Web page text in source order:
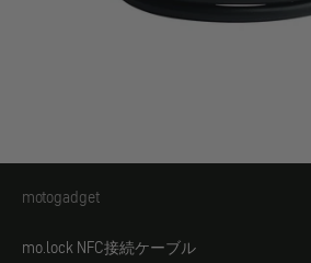
motogadget
motogadget
mo.lock NFC接続ケーブル